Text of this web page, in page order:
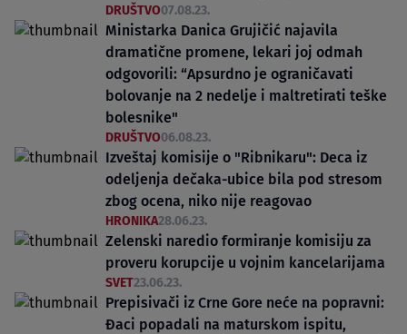
DRUŠTVO07.08.23.
Ministarka Danica Grujičić najavila
dramatične promene, lekari joj odmah
odgovorili: “Apsurdno je ograničavati
bolovanje na 2 nedelje i maltretirati teške
bolesnike"
DRUŠTVO06.08.23.
Izveštaj komisije o "Ribnikaru": Deca iz
odeljenja dečaka-ubice bila pod stresom
zbog ocena, niko nije reagovao
HRONIKA28.06.23.
Zelenski naredio formiranje komisiju za
proveru korupcije u vojnim kancelarijama
SVET23.06.23.
Prepisivači iz Crne Gore neće na popravni:
Đaci popadali na maturskom ispitu,